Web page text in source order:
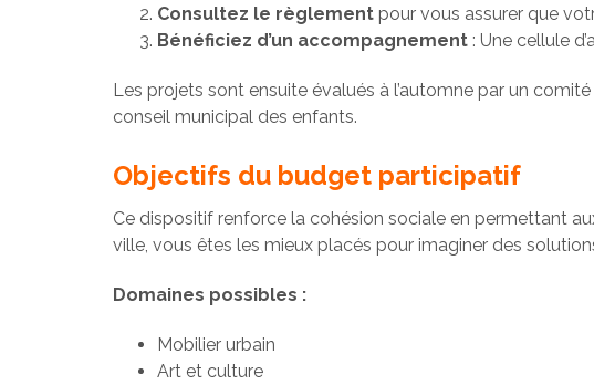
Consultez le règlement pour vous assurer que
Bénéficiez d’un accompagnement : Une cellule
Les projets sont ensuite évalués à l’automne par un
conseil municipal des enfants.
Objectifs du budget participatif
Ce dispositif renforce la cohésion sociale en permettant
ville, vous êtes les mieux placés pour imaginer des
Domaines possibles :
Mobilier urbain
Art et culture